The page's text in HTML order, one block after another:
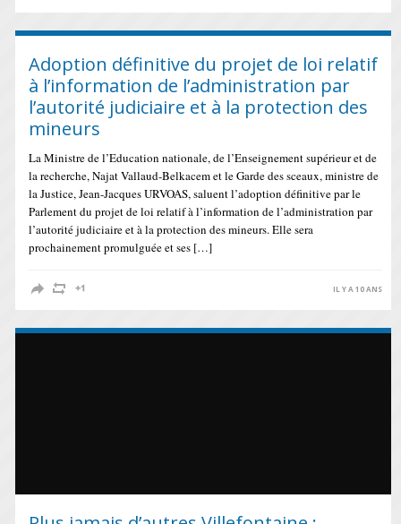
Adoption définitive du projet de loi relatif
à l’information de l’administration par
l’autorité judiciaire et à la protection des
mineurs
La Ministre de l’Education nationale, de l’Enseignement supérieur et de
la recherche, Najat Vallaud-Belkacem et le Garde des sceaux, ministre de
la Justice, Jean-Jacques URVOAS, saluent l’adoption définitive par le
Parlement du projet de loi relatif à l’information de l’administration par
l’autorité judiciaire et à la protection des mineurs. Elle sera
prochainement promulguée et ses […]
IL Y A 10 ANS